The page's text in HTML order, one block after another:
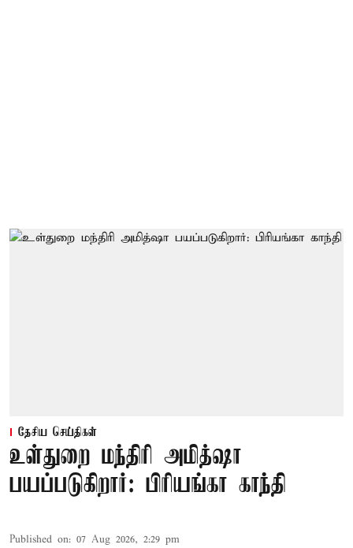
தேசிய செய்திகள்
உள்துறை மந்திரி அமித்ஷா
பயப்படுகிறார்: பிரியங்கா காந்தி
Published on: 07 Aug 2026, 2:29 pm